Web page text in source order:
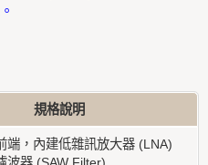
規格說明
端，內建低雜訊放大器 (LNA)